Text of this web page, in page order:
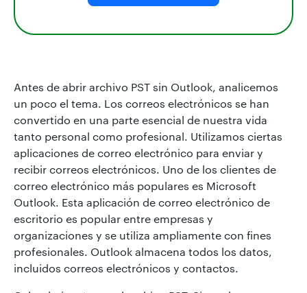
Antes de abrir archivo PST sin Outlook, analicemos
un poco el tema. Los correos electrónicos se han
convertido en una parte esencial de nuestra vida
tanto personal como profesional. Utilizamos ciertas
aplicaciones de correo electrónico para enviar y
recibir correos electrónicos. Uno de los clientes de
correo electrónico más populares es Microsoft
Outlook. Esta aplicación de correo electrónico de
escritorio es popular entre empresas y
organizaciones y se utiliza ampliamente con fines
profesionales. Outlook almacena todos los datos,
incluidos correos electrónicos y contactos.